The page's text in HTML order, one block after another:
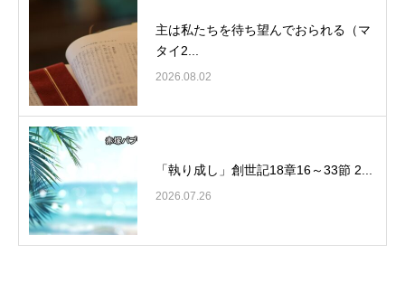
主は私たちを待ち望んでおられる（マ
タイ2...
2026.08.02
「執り成し」創世記18章16～33節 2...
2026.07.26